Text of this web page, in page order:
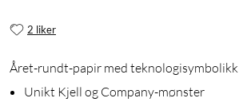
2 liker
Året-rundt-papir med teknologisymbolikk
Unikt Kjell og Company-mønster